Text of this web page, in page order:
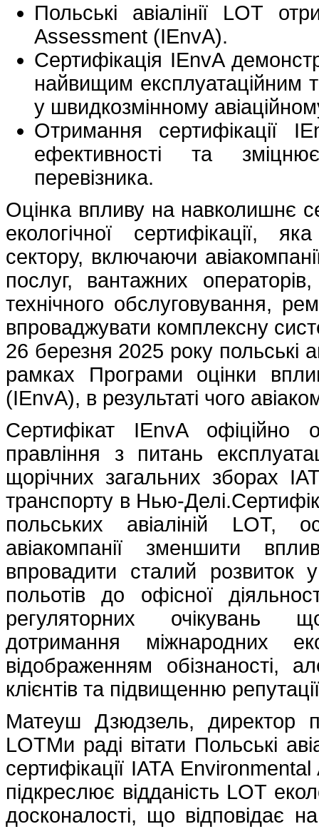
Польські авіалінії LOT
Assessment (IEnvA).
Сертифікація IEnvA
найвищим експлуатаційним
у швидкозмінному
Отримання сертифікації
ефективності та
перевізника.
Оцінка впливу на навколишнє
екологічної сертифікації,
сектору, включаючи
послуг, вантажних
технічного обслуговування,
впроваджувати комплексну
26 березня 2025 року польські
рамках Програми оцінки
(IEnvA), в результаті чого
Сертифікат IEnvA офіційно
правління з питань
щорічних загальних зборах
транспорту в Нью-
польських авіаліній LOT,
авіакомпанії зменшити
впровадити сталий розвиток
польотів до офісної
регуляторних очікувань
дотримання міжнародних
відображенням обізнаності,
клієнтів та підвищенню
Матеуш Дзюдзель, директор
LOTМи раді вітати Польські
сертифікації IATA
підкреслює відданість LOT
досконалості, що відповідає